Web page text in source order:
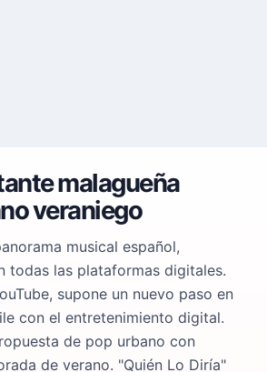
malagueña
veraniego
musical español,
todas las plataformas digitales.
supone un nuevo paso en
con el entretenimiento digital.
de pop urbano con
de verano. "Quién Lo Diría"